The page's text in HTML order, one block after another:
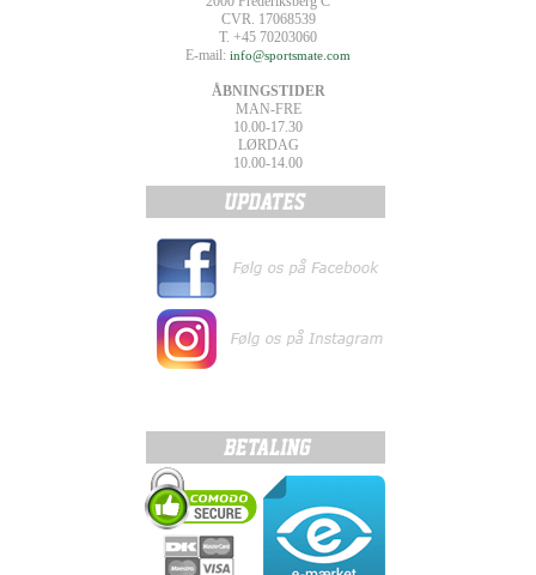
CVR. 17068539
T. +45 70203060
E-mail: info@sportsmate.com
ÅBNINGSTIDER
MAN-FRE
10.00-17.30
LØRDAG
10.00-14.00